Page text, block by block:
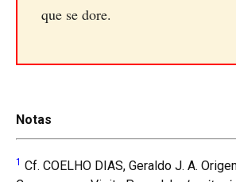
que se dore.
Notas
1 Cf. COELHO DIAS, Geraldo J. A.